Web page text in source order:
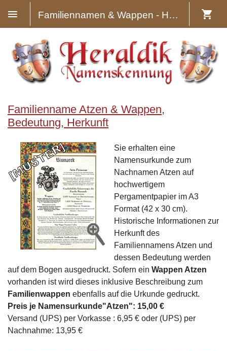
Familiennamen & Wappen - Heraldik
Familienname Atzen & Wappen,
Bedeutung, Herkunft
Sie erhalten eine
Namensurkunde zum
Nachnamen Atzen auf
hochwertigem
Pergamentpapier im A3
Format (42 x 30 cm).
Historische Informationen zur
Herkunft des
Familiennamens Atzen und
dessen Bedeutung werden
auf dem Bogen ausgedruckt. Sofern ein Wappen Atzen
vorhanden ist wird dieses inklusive Beschreibung zum
Familienwappen ebenfalls auf die Urkunde gedruckt.
Preis je Namensurkunde"Atzen": 15,00 €
Versand (UPS) per Vorkasse : 6,95 € oder (UPS) per
Nachnahme: 13,95 €